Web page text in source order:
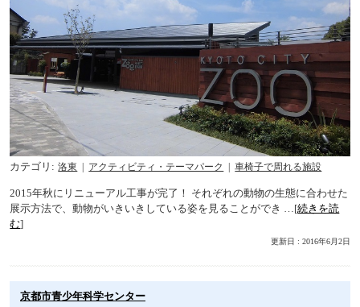
カテゴリ 洛東 アクティビティ・テーマパーク 車椅子で周れる施設
2015年秋にリニューアル工事が完了！ それぞれの動物の生態に合わせた
展示方法で、動物がいきいきしている姿を見ることができ …[続きを読
む]
更新日 : 2016年6月2日
京都市青少年科学センター